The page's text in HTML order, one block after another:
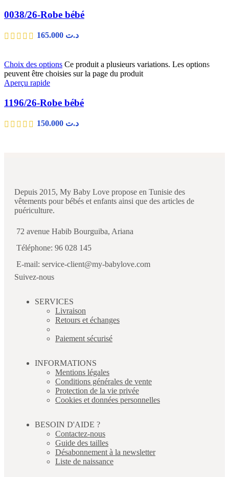
0038/26-Robe bébé
د.ت
Choix des options Ce produit a plusieurs variations. Les options
peuvent être choisies sur la page du produit
Aperçu rapide
1196/26-Robe bébé
د.ت
Depuis 2015, My Baby Love propose en Tunisie des
vêtements pour bébés et enfants ainsi que des articles de
puériculture.
72 avenue Habib Bourguiba, Ariana
Téléphone: 96 028 145
E-mail: service-client@my-babylove.com
Suivez-nous
SERVICES
Livraison
Retours et échanges
Paiement sécurisé
INFORMATIONS
Mentions légales
Conditions générales de vente
Protection de la vie privée
Cookies et données personnelles
BESOIN D'AIDE ?
Contactez-nous
Guide des tailles
Désabonnement à la newsletter
Liste de naissance